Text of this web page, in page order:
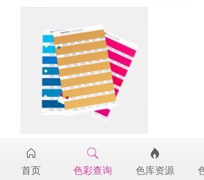
16-1140TPG
￥98
首页 色彩查询 色库资源